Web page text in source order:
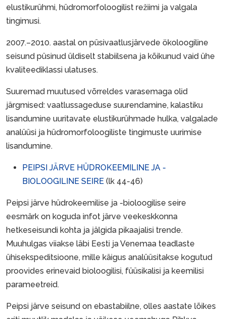
elustikurühmi, hüdromorfoloogilist režiimi ja valgala
tingimusi.
2007.–2010. aastal on püsivaatlusjärvede ökoloogiline
seisund püsinud üldiselt stabiilsena ja kõikunud vaid ühe
kvaliteediklassi ulatuses.
Suuremad muutused võrreldes varasemaga olid
järgmised: vaatlussageduse suurendamine, kalastiku
lisandumine uuritavate elustikurühmade hulka, valgalade
analüüsi ja hüdromorfoloogiliste tingimuste uurimise
lisandumine.
PEIPSI JÄRVE HÜDROKEEMILINE JA -
BIOLOOGILINE SEIRE (lk 44-46)
Peipsi järve hüdrokeemilise ja -bioloogilise seire
eesmärk on koguda infot järve veekeskkonna
hetkeseisundi kohta ja jälgida pikaajalisi trende.
Muuhulgas viiakse läbi Eesti ja Venemaa teadlaste
ühisekspeditsioone, mille käigus analüüsitakse kogutud
proovides erinevaid bioloogilisi, füüsikalisi ja keemilisi
parameetreid.
Peipsi järve seisund on ebastabiilne, olles aastate lõikes